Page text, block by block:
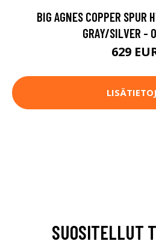
BIG AGNES COPPER SPUR
GRAY/SILVER -
629
SUOSITELLUT